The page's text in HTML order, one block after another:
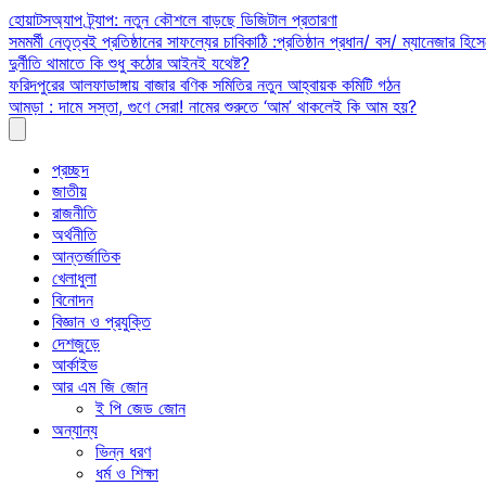
Skip
to
content
হোয়াটসঅ্যাপ ট্র্যাপ: নতুন কৌশলে বাড়ছে ডিজিটাল প্রতারণা
সমমর্মী নেতৃত্বই প্রতিষ্ঠানের সাফল্যের চাবিকাঠি :প্রতিষ্ঠান প্রধান/ বস/ ম্যানেজার
দুর্নীতি থামাতে কি শুধু কঠোর আইনই যথেষ্ট?
ফরিদপুরের আলফাডাঙ্গায় বাজার বণিক সমিতির নতুন আহ্বায়ক কমিটি গঠন
আমড়া : দামে সস্তা, গুণে সেরা! নামের শুরুতে ‘আম’ থাকলেই কি আম হয়?
প্রচ্ছদ
জাতীয়
রাজনীতি
অর্থনীতি
আন্তর্জাতিক
খেলাধুলা
বিনোদন
বিজ্ঞান ও প্রযুক্তি
দেশজুড়ে
আর্কাইভ
আর এম জি জোন
ই পি জেড জোন
অন্যান্য
ভিন্ন ধরণ
ধর্ম ও শিক্ষা